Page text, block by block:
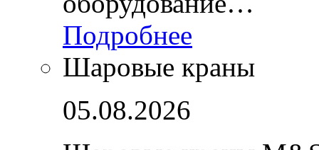
Подробнее
Шаровые краны
05.08.2026